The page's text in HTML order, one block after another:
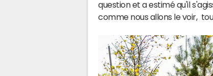
question et a estimé qu'il
comme nous allons le voir,